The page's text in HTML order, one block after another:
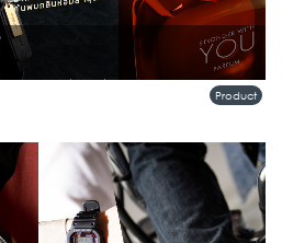
งไม่เห็น” ซึ่งเล่าเรื่องราวของตัวเราแต่ละคน
าความทรงจำ บางกลิ่นบอกถึงบุคลิกภาพ และ
Product